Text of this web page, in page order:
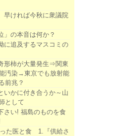
早ければ今秋に衆議院
」の本音は何か？
に追及するマスコミの
形柿が大量発生⇒関東
汚染→東京でも放射能
前兆？
いかに付き合うか～山
として
さい! 福島のものを食
た医と食 1.『供給さ